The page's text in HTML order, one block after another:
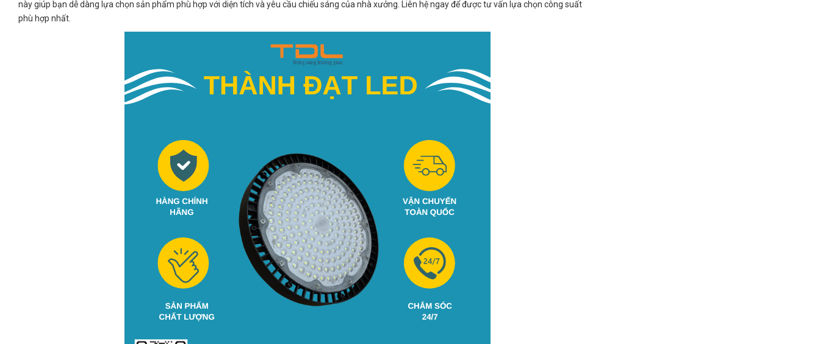
này giúp bạn dễ dàng lựa chọn sản phẩm phù hợp với diện tích và yêu cầu chiếu sáng của nhà xưởng. Liên hệ ngay để được tư vấn lựa chọn công suất
phù hợp nhất.